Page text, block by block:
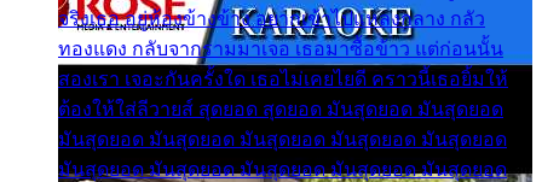
จริงเธอ อยู่ห้องข้างข้าง อยากเข้าไปแหลงกลาง กลัว
ทองแดง กลับจากรามมาเจอ เธอมาซื้อข้าว แต่ก่อนนั้น
สองเรา เจอะกันครั้งใด เธอไม่เคยไยดี คราวนี้เธอยิ้มให้
ต้องให้ใส่ลีวายส์ สุดยอด สุดยอด มันสุดยอด มันสุดยอด
มันสุดยอด มันสุดยอด มันสุดยอด มันสุดยอด มันสุดยอด
มันสุดยอด มันสุดยอด มันสุดยอด มันสุดยอด มันสุดยอด